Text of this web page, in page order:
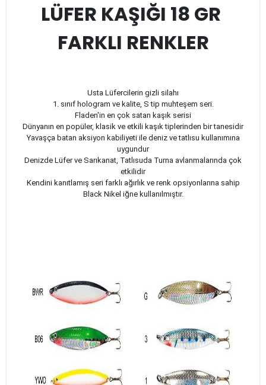
LÜFER KAŞIĞI 18 GR
FARKLI RENKLER
Usta Lüfercilerin gizli silahı
1. sınıf hologram ve kalite, S tip muhteşem seri.
Fladen'in en çok satan kaşık serisi
Dünyanın en popüler, klasik ve etkili kaşık tiplerinden bir tanesidir
Yavaşça batan aksiyon kabiliyeti ile deniz ve tatlısu kullanımına
uygundur
Denizde Lüfer ve Sarıkanat, Tatlısuda Turna avlanmalarında çok
etkilidir
Kendini kanıtlamış seri farklı ağırlık ve renk opsiyonlarına sahip
Black Nikel iğne kullanılmıştır.